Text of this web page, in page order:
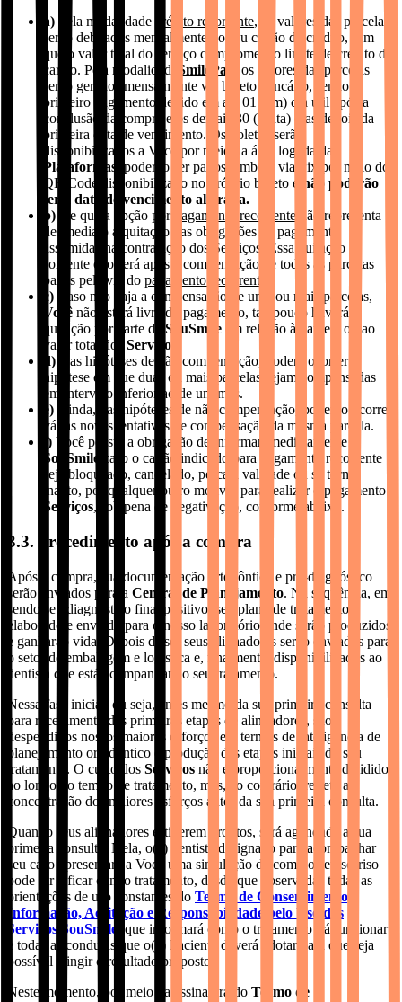
a)
Pela modalidade crédito recorrente, os valores das parcelas
serão debitados mensalmente do seu cartão de crédito, sem
que o valor total do serviço comprometa o limite de crédito do
cartão. Pela modalidade
SmilePay
, os valores das parcelas
serão gerados mensalmente via boleto bancário, sendo o
primeiro pagamento devido em até 01 (um) dia útil após a
conclusão da compra e os demais 30 (trinta) dias depois da
primeira data de vencimento. Os boletos serão
disponibilizados a Você por meio da área logada das
Plataformas
, poderão ser pagos também via Pix por meio do
QR Code disponibilizado no próprio boleto e
não poderão
ter a data de vencimento alterada.
b) De que a opção por pagamento recorrente não representa
de imediato a quitação das obrigações de pagamento
assumidas na contratação dos Serviços. Essa quitação
somente ocorrerá após a compensação de todas as parcelas
pagas pela via do pagamento recorrente
c)
Caso não haja a compensação de uma ou mais parcelas,
Você não estará livre do pagamento, tampouco haverá
quitação por parte da
SouSmile em relação à parcela ou ao
valor total dos Serviços
d)
Nas hipóteses de não compensação, poderá ocorrer a
hipótese em que duas ou mais parcelas sejam compensadas
em intervalo inferior ao de um mês.
e)
Ainda, nas hipóteses de não compensação, poderão ocorrer
várias novas tentativas de compensação da mesma parcela.
f) Você possui a obrigação de informar imediatamente a
SouSmile
caso o cartão indicado para pagamento recorrente
seja bloqueado, cancelado, perca a validade ou se torne
inapto, por qualquer outro motivo, para realizar o pagamento
Serviços, sob pena de negativação, conforme abaixo.
3.3. procedimento após a compra
Após a compra, sua documentação ortodôntica e pré-diagnóstico
serão enviados para a Central de Planejamento. Na sequência, em
sendo seu diagnóstico final positivo, seu plano de tratamento é
elaborado e enviado para o nosso laboratório onde serão produzidos
e ganharão vida. Depois disso, seus alinhadores serão enviados para
o setor de embalagem e logística e, finalmente, disponibilizados ao
dentista que está acompanhando seu tratamento.
Nessa fase inicial, ou seja, antes mesmo da sua primeira consulta
para recebimento das primeiras etapas de alinhadores, são
despendidos nossos maiores esforços em termos de inteligência de
planejamento ortodôntico e produção das etapas iniciais do seu
tratamento. O custo dos Serviços não é proporcionalmente dividido
ao longo do tempo de tratamento, mas, ao contrário, reflete a
concentração dos maiores esforços antes da sua primeira consulta.
Quando seus alinhadores estiverem prontos, será agendada a sua
primeira consulta. Nela, o(a) dentista designado para acompanhar
seu caso apresentará a Você uma simulação de como o seu sorriso
pode vir a ficar com o tratamento, desde que observadas todas as
orientações de uso constantes do Termo de Consentimento,
Informação, Aceitação e Responsabilidade pelo Uso dos
Serviços SouSmile
, que informará como o tratamento irá funcionar
e todas as condutas que o(a) Paciente deverá adotar para que seja
possível atingir o resultado proposto.
Neste momento, por meio da assinatura do Termo de